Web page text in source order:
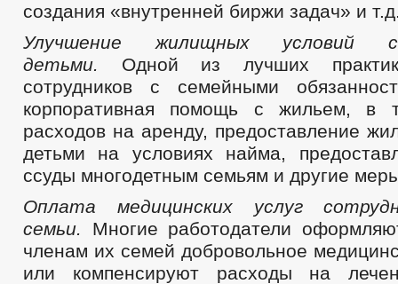
создания «внутренней биржи задач» и
Улучшение жилищных условий
детьми. Одной из лучших
сотрудников с семейными
корпоративная помощь с жильем, в
расходов на аренду, предоставление
детьми на условиях найма,
ссуды многодетным семьям и другие
Оплата медицинских услуг
семьи. Многие работодатели
членам их семей добровольное
или компенсируют расходы на